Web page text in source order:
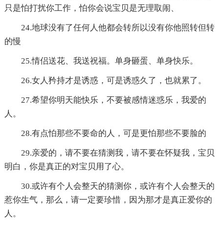
只是怕打扰你工作，怕你会说宝贝是无理取闹、
24.地球没有了任何人他都会转所以没有你他照转但转
的慢
25.情侣送花、我送祝福。单身砸蛋、单身快乐。
26.女人矜持才是诱惑，可是诱惑久了，也就累了。
27.希望你明天能快乐，不要被感情迷惑乐，我爱的
人。
28.有点怕那些不要命的人，可是更怕那些不要脸的
29.亲爱的，请不要在猜测我，请不要在怀疑我，宝贝
明白，你是真正的对宝贝用了心。
30.或许有个人会整天的猜测你，或许有个人会整天的
惹你生气，那么，请一定要珍惜，因为那才是真正爱你的
人。